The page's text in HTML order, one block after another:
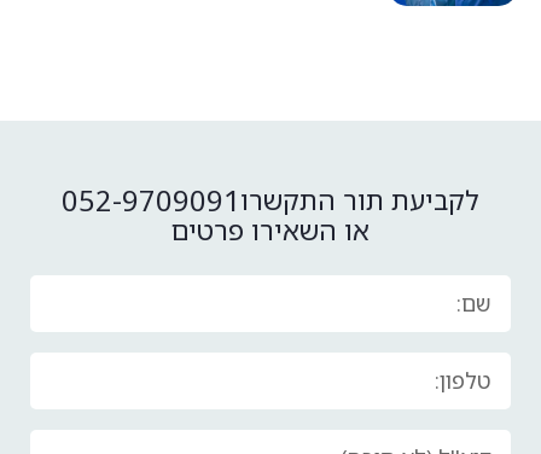
לקביעת תור התקשרו052-9709091
או השאירו פרטים